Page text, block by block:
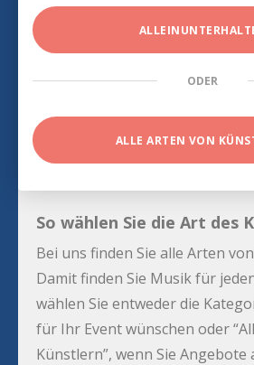
ODER
ALLE ARTEN VON
So wählen Sie die Art des
Bei uns finden Sie alle Arten
Damit finden Sie Musik für
wählen Sie entweder die
für Ihr Event wünschen oder
Künstlern”, wenn Sie Angebote